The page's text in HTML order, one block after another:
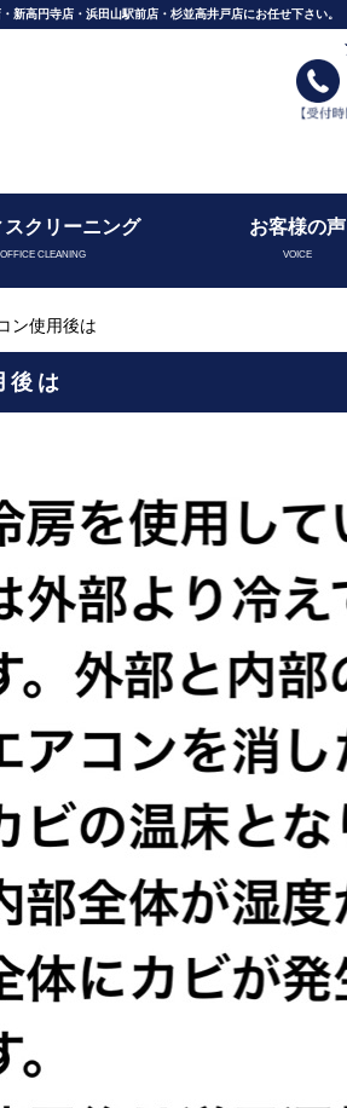
高円寺店・浜田山駅前店・杉並高井戸店にお任せ下さい。
スクリーニング
OFFICE CLEANING
お客様の声
VOICE
ン使用後は
後は